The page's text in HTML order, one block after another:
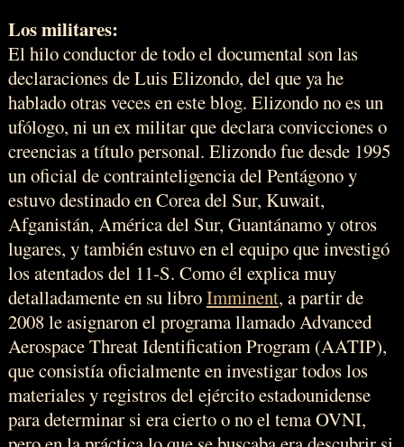
Los militares:
El hilo conductor de todo el documental son las
declaraciones de Luis Elizondo, del que ya he
hablado otras veces en este blog. Elizondo no es un
ufólogo, ni un ex militar que declara convicciones o
creencias a título personal. Elizondo fue desde 1995
un oficial de contrainteligencia del Pentágono y
estuvo destinado en Corea del Sur, Kuwait,
Afganistán, América del Sur, Guantánamo y otros
lugares, y también estuvo en el equipo que investigó
los atentados del 11-S. Como él explica muy
detalladamente en su libroImminent, a partir de
2008 le asignaron el programa llamado Advanced
Aerospace Threat Identification Program (AATIP),
que consistía oficialmente en investigar todos los
materiales y registros del ejército estadounidense
para determinar si era cierto o no el tema OVNI,